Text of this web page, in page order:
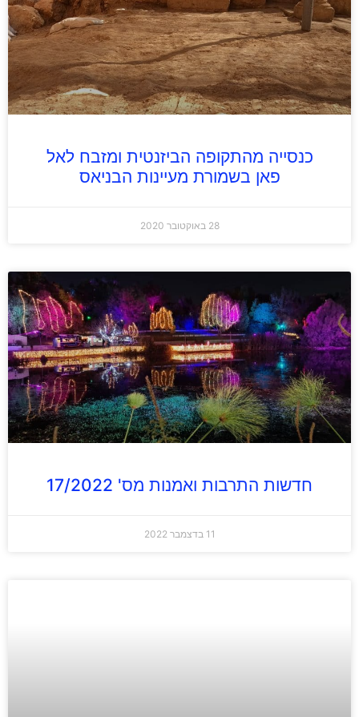
כנסייה מהתקופה הביזנטית ומזבח לאל
פאן בשמורת מעיינות הבניאס
28 באוקטובר 2020
חדשות התרבות ואמנות מס' 17/2022
11 בדצמבר 2022